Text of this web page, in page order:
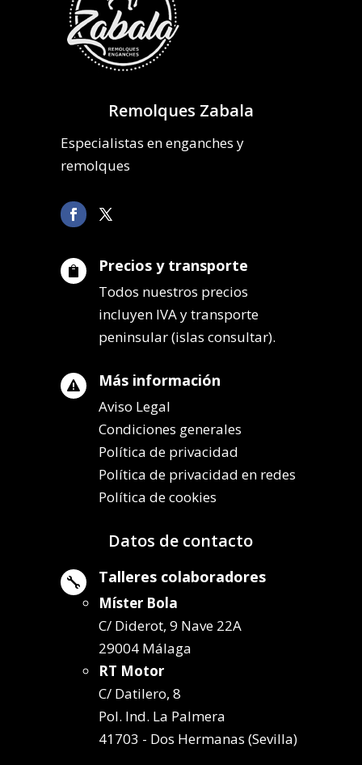
Remolques Zabala
Especialistas en enganches y
remolques
 Precios y transporte
Todos nuestros precios
incluyen IVA y transporte
peninsular (islas consultar).
 Más información
Aviso Legal
Condiciones generales
Política de privacidad
Política de privacidad en redes
Política de cookies
Datos de contacto
 Talleres colaboradores
Míster Bola
C/ Diderot, 9 Nave 22A
29004 Málaga
RT Motor
C/ Datilero, 8
Pol. Ind. La Palmera
41703 - Dos Hermanas (Sevilla)